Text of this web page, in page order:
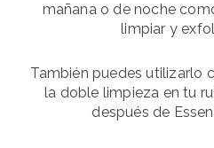
mañana o de noche
limpiar y
También puedes utilizarlo
la doble limpieza en tu
después de